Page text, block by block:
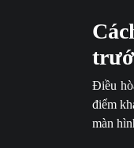
Điều
điểm
màn